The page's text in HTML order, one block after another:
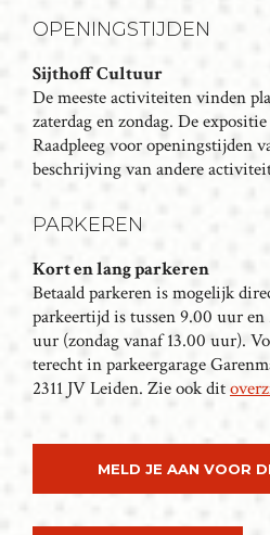
N
T
N
A
V
I
G
A
I
E
OPENINGSTIJDEN
Sijthoff Cultuur
De meeste activiteiten vinden
zaterdag en zondag. De
Raadpleeg voor openingstijden
beschrijving van andere
PARKEREN
Kort en lang parkeren
Betaald parkeren is mogelijk
parkeertijd is tussen 9.00 uur
uur (zondag vanaf 13.00 uur).
terecht in parkeergarage
2311 JV Leiden. Zie ook dit
MELD JE AAN VOOR